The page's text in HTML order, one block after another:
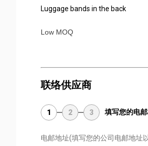
Luggage bands in the back
Low MOQ
联络供应商
1 2 3 填写您的电
电邮地址(填写您的公司电邮地址